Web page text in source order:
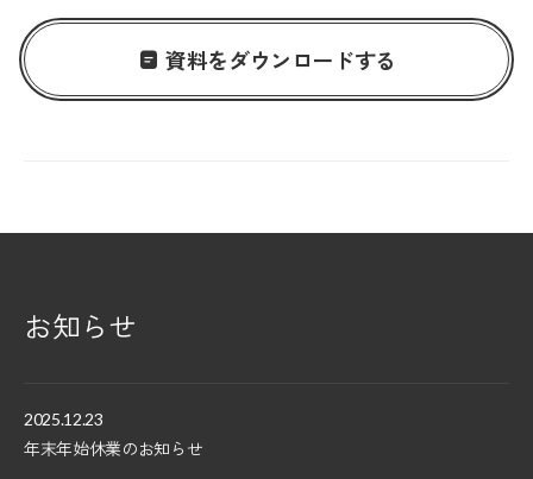
資料をダウンロードする
お知らせ
2025.12.23
年末年始休業のお知らせ